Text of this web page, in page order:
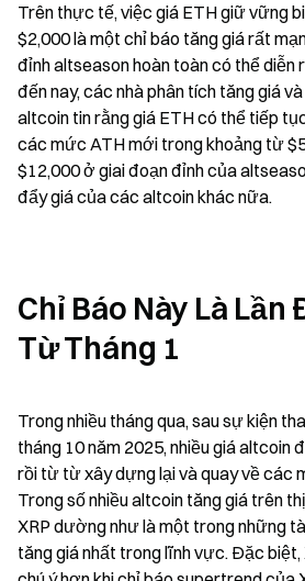
Trên thực tế, việc giá ETH giữ vững
$2,000 là một chỉ báo tăng giá rất
đỉnh altseason hoàn toàn có thể diễn
đến nay, các nhà phân tích tăng giá
altcoin tin rằng giá ETH có thể tiếp
các mức ATH mới trong khoảng từ
$12,000 ở giai đoạn đỉnh của
đẩy giá của các altcoin khác nữa.
Chỉ Báo Này Là Lần
Từ Tháng 1
Trong nhiều tháng qua, sau sự kiện
tháng 10 năm 2025, nhiều giá altcoin
rồi từ từ xây dựng lại và quay về các
Trong số nhiều altcoin tăng giá trên
XRP dường như là một trong những
tăng giá nhất trong lĩnh vực. Đặc biệt,